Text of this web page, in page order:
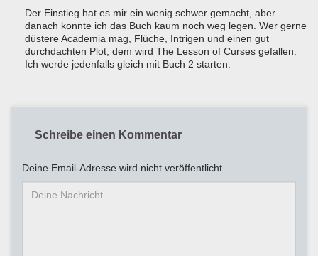
Der Einstieg hat es mir ein wenig schwer gemacht, aber
danach konnte ich das Buch kaum noch weg legen. Wer gerne
düstere Academia mag, Flüche, Intrigen und einen gut
durchdachten Plot, dem wird The Lesson of Curses gefallen.
Ich werde jedenfalls gleich mit Buch 2 starten.
Schreibe einen Kommentar
Deine Email-Adresse wird nicht veröffentlicht.